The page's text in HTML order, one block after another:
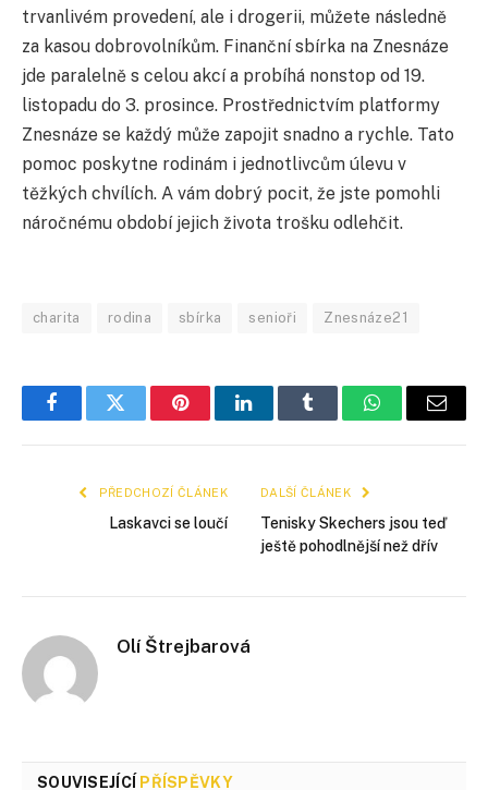
trvanlivém provedení, ale i drogerii, můžete následně
za kasou dobrovolníkům. Finanční sbírka na Znesnáze
jde paralelně s celou akcí a probíhá nonstop od 19.
listopadu do 3. prosince. Prostřednictvím platformy
Znesnáze se každý může zapojit snadno a rychle. Tato
pomoc poskytne rodinám i jednotlivcům úlevu v
těžkých chvílích. A vám dobrý pocit, že jste pomohli
náročnému období jejich života trošku odlehčit.
charita rodina sbírka senioři Znesnáze21
FacebookTwitter PinterestLinkedInTumblr WhatsApp
E-
PŘEDCHOZÍ ČLÁNEK
Laskavci se loučí
DALŠÍ ČLÁNEK
Tenisky Skechers jsou teď
ještě pohodlnější než dřív
Olí Štrejbarová
SOUVISEJÍCÍ PŘÍSPĚVKY